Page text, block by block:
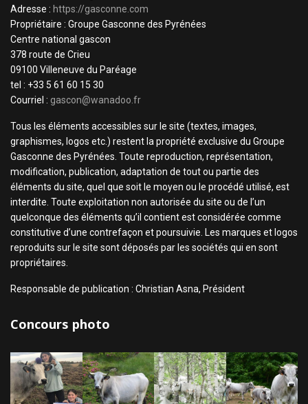
Adresse : https://gasconne.com
Propriétaire : Groupe Gasconne des Pyrénées
Centre national gascon
378 route de Crieu
09100 Villeneuve du Paréage
tel : +33 5 61 60 15 30
Courriel : gascon@wanadoo.fr
Tous les éléments accessibles sur le site (textes, images,
graphismes, logos etc.) restent la propriété exclusive du Groupe
Gasconne des Pyrénées. Toute reproduction, représentation,
modification, publication, adaptation de tout ou partie des
éléments du site, quel que soit le moyen ou le procédé utilisé, est
interdite. Toute exploitation non autorisée du site ou de l’un
quelconque des éléments qu’il contient est considérée comme
constitutive d’une contrefaçon et poursuivie. Les marques et logos
reproduits sur le site sont déposés par les sociétés qui en sont
propriétaires.
Responsable de publication : Christian Asna, Président
Concours photo